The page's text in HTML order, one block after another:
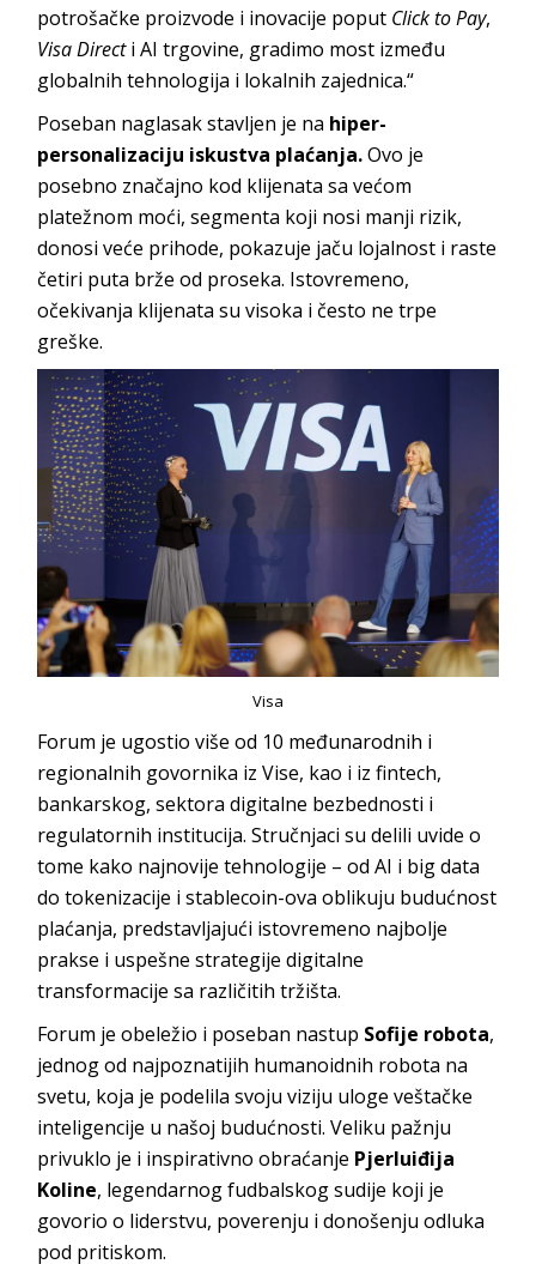
potrošačke proizvode i inovacije poput Click to Pay,
Visa Directi AI trgovine, gradimo most između
globalnih tehnologija i lokalnih zajednica.“
Poseban naglasak stavljen je na hiper-
personalizaciju iskustva plaćanja.Ovo je
posebno značajno kod klijenata sa većom
platežnom moći, segmenta koji nosi manji rizik,
donosi veće prihode, pokazuje jaču lojalnost i raste
četiri puta brže od proseka. Istovremeno,
očekivanja klijenata su visoka i često ne trpe
greške.
Visa
Forum je ugostio više od 10 međunarodnih i
regionalnih govornika iz Vise, kao i iz fintech,
bankarskog, sektora digitalne bezbednosti i
regulatornih institucija. Stručnjaci su delili uvide o
tome kako najnovije tehnologije – od AI i big data
do tokenizacije i stablecoin-ova oblikuju budućnost
plaćanja, predstavljajući istovremeno najbolje
prakse i uspešne strategije digitalne
transformacije sa različitih tržišta.
Forum je obeležio i poseban nastup Sofije robota,
jednog od najpoznatijih humanoidnih robota na
svetu, koja je podelila svoju viziju uloge veštačke
inteligencije u našoj budućnosti. Veliku pažnju
privuklo je i inspirativno obraćanje Pjerluiđija
Koline, legendarnog fudbalskog sudije koji je
govorio o liderstvu, poverenju i donošenju odluka
pod pritiskom.